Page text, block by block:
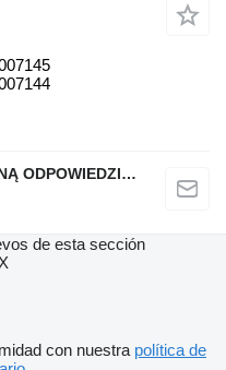
QINDITO SPÓŁKA Z OGRANICZONĄ ODPOWIEDZIALNOŚCIĄ
de esta sección
con nuestra política de